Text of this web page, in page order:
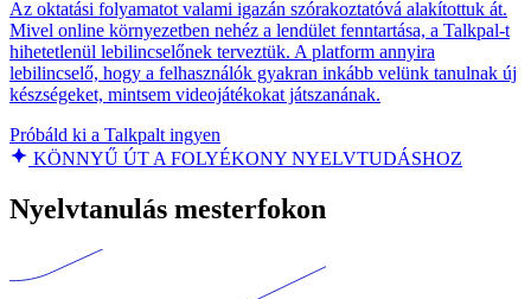
Az oktatási folyamatot valami igazán szórakoztatóvá alakítottuk át.
Mivel online környezetben nehéz a lendület fenntartása, a Talkpal-t
hihetetlenül lebilincselőnek terveztük. A platform annyira
lebilincselő, hogy a felhasználók gyakran inkább velünk tanulnak új
készségeket, mintsem videojátékokat játszanának.
Próbáld ki a Talkpalt ingyen
KÖNNYŰ ÚT A FOLYÉKONY NYELVTUDÁSHOZ
Nyelvtanulás mesterfokon